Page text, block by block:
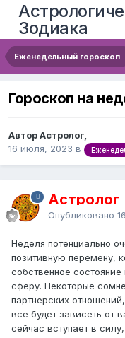
Зодиака
Еженедельный гороскоп
Гороскоп на
Автор Астролог,
16 июля, 2023 в
Астролог
Опубликовано
Неделя потенциально
позитивную перемену,
собственное
сферу. Некоторые
партнерских
все будет зависеть от
сейчас вступает в